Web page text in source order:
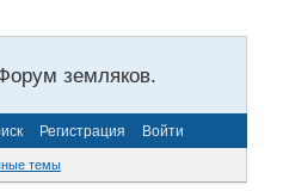
земляков.
Регистрация Войти
темы